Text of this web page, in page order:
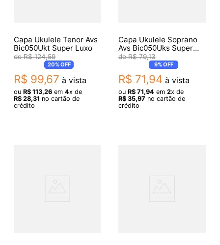
Capa Ukulele Tenor Avs
Bic050Ukt Super Luxo
R$ 124,59
20%OFF
R$ 99,67 à vista
ou R$ 113,26em 4x de
R$ 28,31 no cartão de
crédito
Capa Ukulele Soprano
Avs Bic050Uks Super
Luxo
R$ 79,13
9%OFF
R$ 71,94 à vista
ou R$ 71,94em 2x de
R$ 35,97 no cartão de
crédito